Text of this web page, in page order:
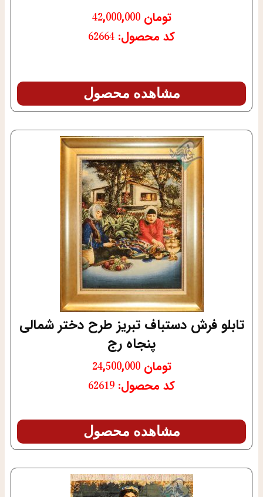
تومان 42,000,000
کد محصول: 62664
مشاهده محصول
تابلو فرش دستباف تبریز طرح دختر شمالی
پنجاه رج
تومان 24,500,000
کد محصول: 62619
مشاهده محصول